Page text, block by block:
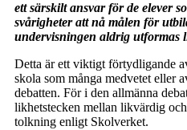
ett särskilt ansvar för de elever
svårigheter att nå målen för
undervisningen aldrig utformas
Detta är ett viktigt förtydligande
skola som många medvetet eller
debatten. För i den all­männa
likhetstecken mellan likvärdig
tolkning enligt Skolverket.